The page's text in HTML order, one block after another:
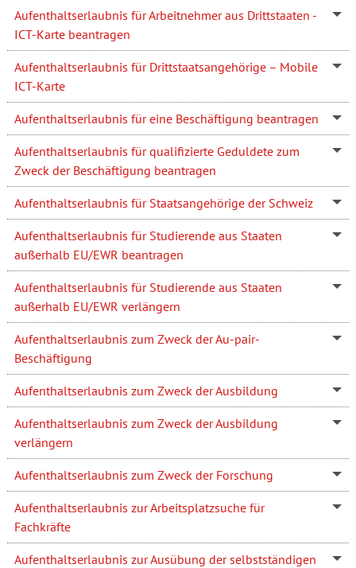
Aufenthaltserlaubnis für Arbeitnehmer aus Drittstaaten -
ICT-Karte beantragen
Aufenthaltserlaubnis für Drittstaatsangehörige – Mobile
ICT-Karte
Aufenthaltserlaubnis für eine Beschäftigung beantragen
Aufenthaltserlaubnis für qualifizierte Geduldete zum
Zweck der Beschäftigung beantragen
Aufenthaltserlaubnis für Staatsangehörige der Schweiz
Aufenthaltserlaubnis für Studierende aus Staaten
außerhalb EU/EWR beantragen
Aufenthaltserlaubnis für Studierende aus Staaten
außerhalb EU/EWR verlängern
Aufenthaltserlaubnis zum Zweck der Au-pair-
Beschäftigung
Aufenthaltserlaubnis zum Zweck der Ausbildung
Aufenthaltserlaubnis zum Zweck der Ausbildung
verlängern
Aufenthaltserlaubnis zum Zweck der Forschung
Aufenthaltserlaubnis zur Arbeitsplatzsuche für
Fachkräfte
Aufenthaltserlaubnis zur Ausübung der selbstständigen